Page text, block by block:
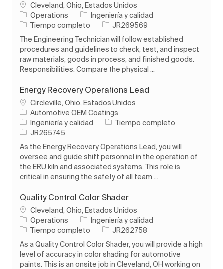
Ubicación
Cleveland, Ohio, Estados Unidos
Operations
Categoría
Ingeniería y calidad
Tipo de trabajo
Tiempo completo ID de trabajo
JR269569
The Engineering Technician will follow established
procedures and guidelines to check, test, and inspect
raw materials, goods in process, and finished goods.
Responsibilities. Compare the physical ...
Energy Recovery Operations Lead
Ubicación
Circleville, Ohio, Estados Unidos
Automotive OEM Coatings
Categoría
Ingeniería y calidad Tipo de trabajo
Tiempo completo
ID de trabajo
JR265745
As the Energy Recovery Operations Lead, you will
oversee and guide shift personnel in the operation of
the ERU kiln and associated systems. This role is
critical in ensuring the safety of all team ...
Quality Control Color Shader
Ubicación
Cleveland, Ohio, Estados Unidos
Operations
Categoría
Ingeniería y calidad
Tipo de trabajo
Tiempo completo ID de trabajo
JR262758
As a Quality Control Color Shader, you will provide a high
level of accuracy in color shading for automotive
paints. This is an onsite job in Cleveland, OH working on